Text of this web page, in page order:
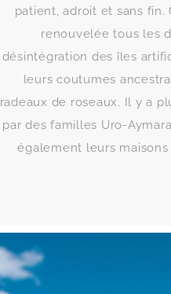
patient, adroit et sans
renouvelée tous les
désintégration des îles
leurs coutumes
radeaux de roseaux. Il y a
par des familles Uro-
également leurs